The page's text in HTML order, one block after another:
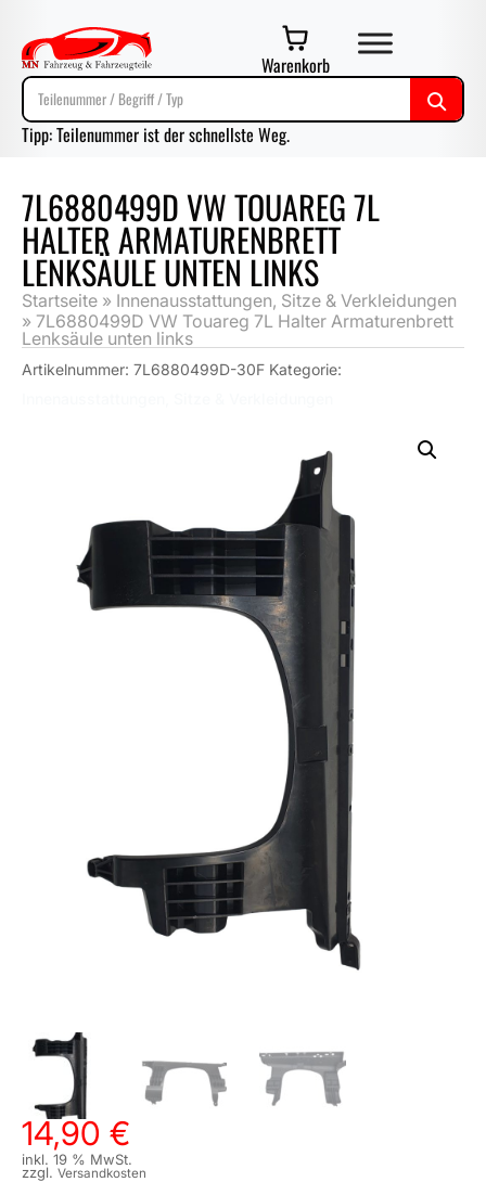
Warenkorb
Tipp: Teilenummer ist der schnellste Weg.
7L6880499D VW TOUAREG 7L
HALTER ARMATURENBRETT
LENKSÄULE UNTEN LINKS
Startseite » Innenausstattungen, Sitze & Verkleidungen
» 7L6880499D VW Touareg 7L Halter Armaturenbrett
Lenksäule unten links
Artikelnummer: 7L6880499D-30F Kategorie:
14,90 €
inkl. 19 % MwSt.
zzgl. Versandkosten